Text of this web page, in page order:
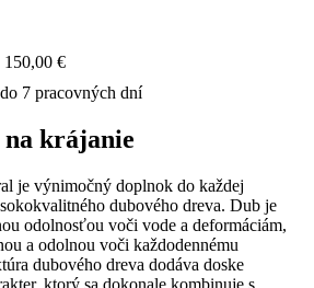
150,00 €
7 pracovných dní
na krájanie
je výnimočný doplnok do každej
dubového dreva. Dub je
odolnosťou voči vode a deformáciám,
a odolnou voči každodennému
dubového dreva dodáva doske
ktorý sa dokonale kombinuje s